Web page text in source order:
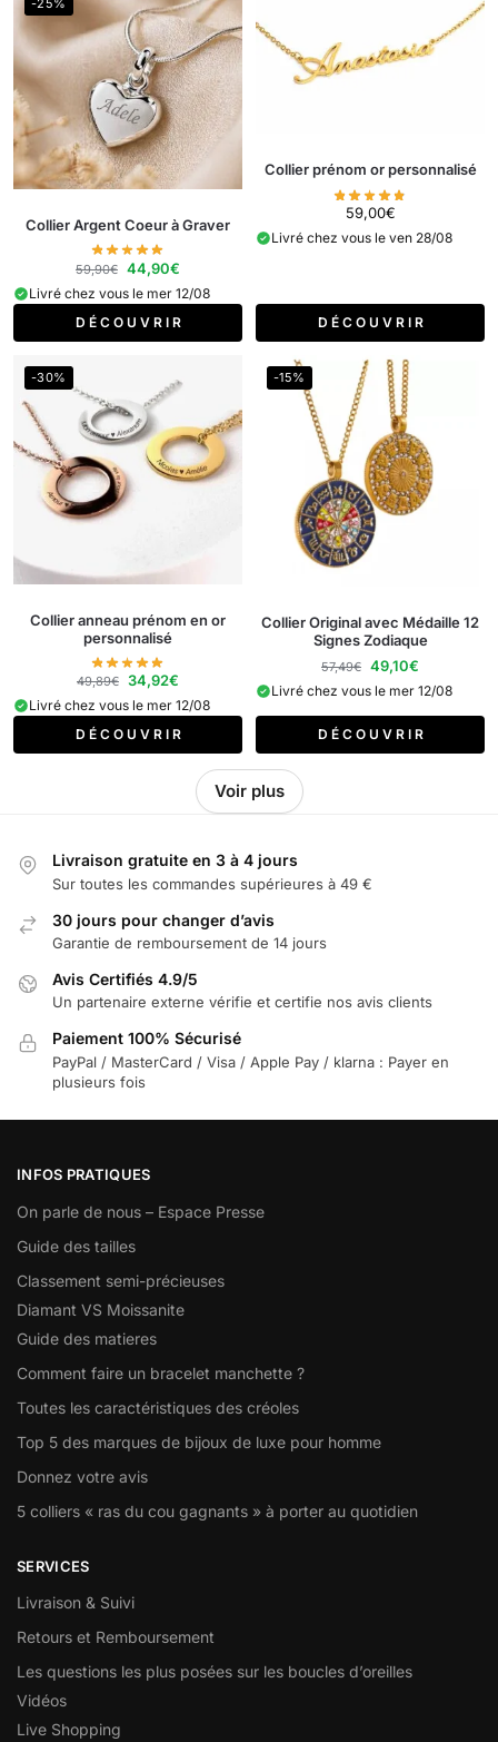
-25%
Collier Argent Coeur à Graver
59,90€ 44,90€
Livré chez vous le mer 12/08
D É C O U V R I R
Collier prénom or personnalisé
59,00€
Livré chez vous le ven 28/08
D É C O U V R I R
-30%
Collier anneau prénom en or
personnalisé
49,89€ 34,92€
Livré chez vous le mer 12/08
D É C O U V R I R
-15%
Collier Original avec Médaille 12
Signes Zodiaque
57,49€ 49,10€
Livré chez vous le mer 12/08
D É C O U V R I R
Voir plus
Livraison gratuite en 3 à 4 jours
Sur toutes les commandes supérieures à 49 €
30 jours pour changer d’avis
Garantie de remboursement de 14 jours
Avis Certifiés 4.9/5
Un partenaire externe vérifie et certifie nos avis clients
Paiement 100% Sécurisé
PayPal / MasterCard / Visa / Apple Pay / klarna : Payer en
plusieurs fois
INFOS PRATIQUES
On parle de nous – Espace Presse
Guide des tailles
Classement semi-précieuses
Diamant VS Moissanite
Guide des matieres
Comment faire un bracelet manchette ?
Toutes les caractéristiques des créoles
Top 5 des marques de bijoux de luxe pour homme
Donnez votre avis
5 colliers « ras du cou gagnants » à porter au quotidien
SERVICES
Livraison & Suivi
Retours et Remboursement
Les questions les plus posées sur les boucles d’oreilles
Vidéos
Live Shopping